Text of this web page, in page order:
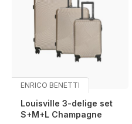
ENRICO BENETTI
Louisville 3-delige set
S+M+L Champagne